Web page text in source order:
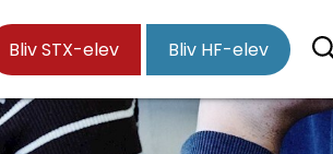
Bliv STX-elev Bliv HF-elev